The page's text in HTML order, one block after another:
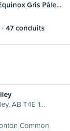
Gris Pâle…
47 conduits
AB T4E 1…
Common